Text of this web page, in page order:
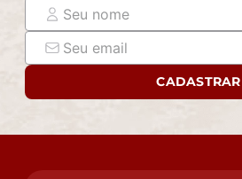
CADASTRAR